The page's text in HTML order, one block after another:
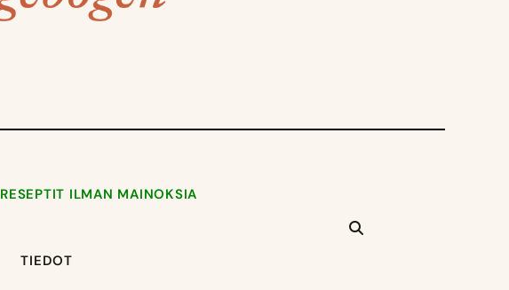
RESEPTIT ILMAN MAINOKSIA
TIEDOT